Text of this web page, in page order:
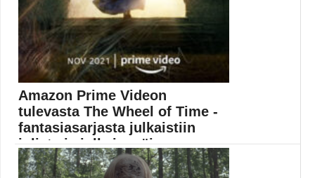
Amazon Prime Videon
tulevasta The Wheel of Time -
fantasiasarjasta julkaistiin
juliste ja julkaisupäi...
The Wheel of Time -sarja alkaa Amazon Prime...